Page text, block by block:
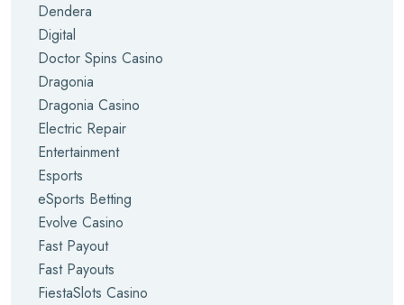
Dendera
Digital
Doctor Spins Casino
Dragonia
Dragonia Casino
Electric Repair
Entertainment
Esports
eSports Betting
Evolve Casino
Fast Payout
Fast Payouts
FiestaSlots Casino